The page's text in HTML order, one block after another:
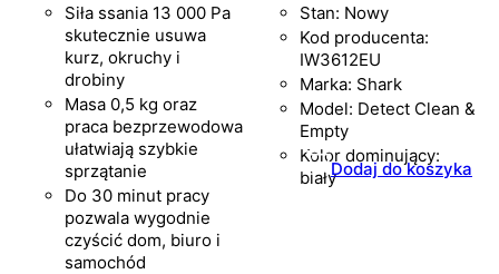
Siła ssania 13 000 Pa
skutecznie usuwa
kurz, okruchy i
drobiny
Masa 0,5 kg oraz
praca bezprzewodowa
ułatwiają szybkie
sprzątanie
Do 30 minut pracy
pozwala wygodnie
czyścić dom, biuro i
samochód
Stan: Nowy
Kod producenta:
IW3612EU
Marka: Shark
Model: Detect Clean &
Empty
Kolor dominujący:
białyDodaj do koszyka